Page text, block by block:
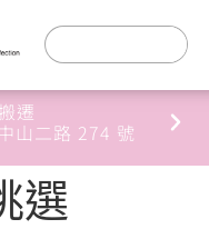
遷
山二路 274 號
選